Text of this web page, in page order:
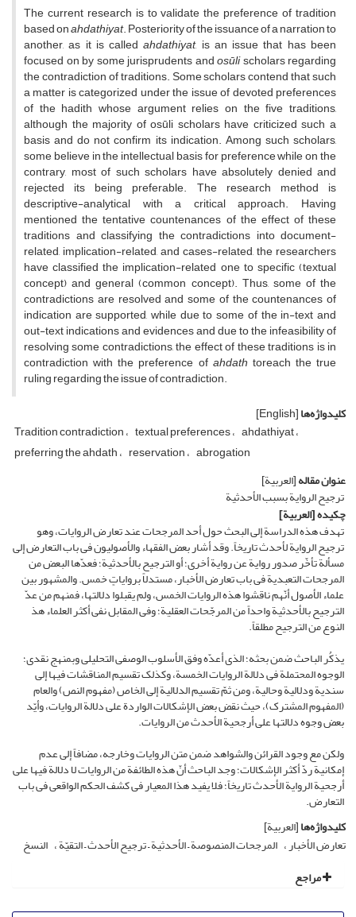
The current research is to validate the preference of tradition
based onahdathiyat. Posteriority of the issuance of a narration to
another, as it is calledahdathiyat, is an issue that has been
focused on by some jurisprudents andosūlischolars regarding
the contradiction of traditions. Some scholars contend that such
a matter is categorized under the issue of devoted preferences
of the hadith whose argument relies on the five traditions,
although the majority of osūli scholars have criticized such a
basis and do not confirm its indication. Among such scholars,
some believe in the intellectual basis for preference while on the
contrary, most of such scholars have absolutely denied and
rejected its being preferable. The research method is
descriptive-analytical with a critical approach. Having
mentioned the tentative countenances of the effect of these
traditions and classifying the contradictions into document-
related, implication-related, and cases-related, the researchers
have classified the implication-related one to specific (textual
concept) and general (common concept). Thus, some of the
contradictions are resolved and some of the countenances of
indication are supported, while due to some of the in-text and
out-text indications and evidences and due to the infeasibility of
resolving some contradictions, the effect of these traditions is in
contradiction with the preference of ahdath toreach the true
ruling regarding the issue of contradiction.
کلیدواژه‌ها[English]
Tradition contradiction textual preferences ahdathiyat
preferring the ahdath reservation abrogation
عنوان مقاله[العربیة]
ترجیح الروایة بسبب الأحدثیة
چکیده[العربیة]
تهدف هذه الدراسة إلى البحث حول أحد المرجحات عند تعارض الروایات، وهو
ترجیح الروایة لأحدث تاریخاً. وقد أشار بعض الفقهاء والأصولیون فی باب التعارض إلى
مسألة تأخّر صدور روایة عن روایة أخرى؛ أو الترجیح بالأحدثیة؛ فعدّها البعض من
المرجحات التعبدیة فی باب تعارض الأخبار، مستدلاً بروایاتٍ خمس. والمشهور بین
علماء الأصول أنّهم ناقشوا هذه الروایات الخمس، ولم یقبلوا دلالتها، فمنهم من عدّ
الترجیح بالأحدثیة واحداً من المرجّحات العقلیة؛ وفی المقابل نفى أکثر العلماء هذ
النوع من الترجیح مطلقاً.
یذکُر الباحث ضمن بحثه؛ الذی أعدّه وفق الأسلوب الوصفی التحلیلی وبمنهج نقدی؛
الوجوه المحتملة فی دلالة الروایات الخمسة، وکذلک تقسیم المناقشات فیها إلى
سندیة ودلالیة وحالیة، ومن ثمّ تقسیم الدلالیة إلى الخاص (مفهوم النص) والعام
(المفهوم المشترک)، حیث نقض بعض الإشکالات الواردة على دلالة الروایات، وأیّد
بعض وجوه دلالتها على أرجحیة الأحدث من الروایات.
ولکن مع وجود القرائن والشواهد ضمن متن الروایات وخارجه، مضافاً إلى عدم
إمکانیة ردّ أکثر الإشکالات؛ وجد الباحث أنّ هذه الطائفة من الروایات لا دلالة فیها على
أرجحیة الروایة الأحدث تاریخاً؛ فلا یفید هذا المعیار فی کشف الحکم الواقعی فی باب
التعارض.
کلیدواژه‌ها[العربیة]
تعارض الأخبار المرجحات المنصوصة – الأحدثیة – ترجیح الأحدث – التقیّة النسخ
مراجع